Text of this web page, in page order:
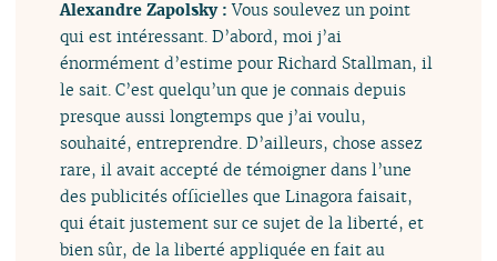
Alexandre Zapolsky : Vous soulevez un point
qui est intéressant. D’abord, moi j’ai
énormément d’estime pour Richard Stallman, il
le sait. C’est quelqu’un que je connais depuis
presque aussi longtemps que j’ai voulu,
souhaité, entreprendre. D’ailleurs, chose assez
rare, il avait accepté de témoigner dans l’une
des publicités officielles que Linagora faisait,
qui était justement sur ce sujet de la liberté, et
bien sûr, de la liberté appliquée en fait au